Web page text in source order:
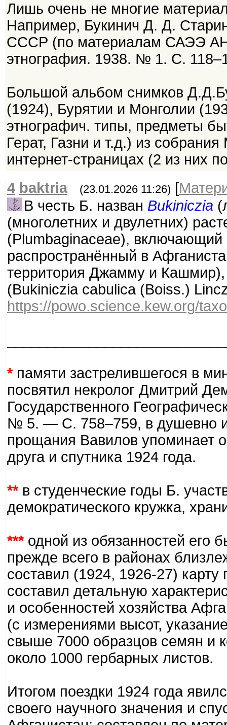
Лишь очень не многие
Например, Букинич Д. Д.
СССР (по материалам САЭЭ
этнография. 1938. № 1. С.
Большой альбом снимков
(1924), Бурятии и Монголии
этнографич. типы, предметы
Герат, Газни и т.д.) из
интернет-страницах (2 из них
4 baktria (23.01.2026 11:26) [
В честь Б. назван Bukiniczia
(многолетних и двулетних)
(Plumbaginaceae),
распространённый в
территория Джамму и Кашмир),
(Bukiniczia cabulica (Boiss.)
https://powo.science.kew.org/
*памяти застрелившегося в
посвятил некролог Дмитрий
Государственного
№ 5. — С. 758–759, в душевно
прощания Вавилов упоминает
друга и спутника 1924 года.
**в студенческие годы Б.
демократического кружка,
*** одной из обязанностей его
прежде всего в районах
составил (1924, 1926-27)
составил детальную
и особенностей хозяйства
(с измерениями высот,
свыше 7000 образцов семян и
около 1000 гербарных листов.
Итогом поездки 1924 года
своего научного значения и